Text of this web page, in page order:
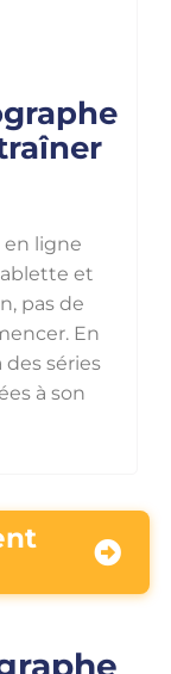
en ligne
et
pas de
En
des séries
à son